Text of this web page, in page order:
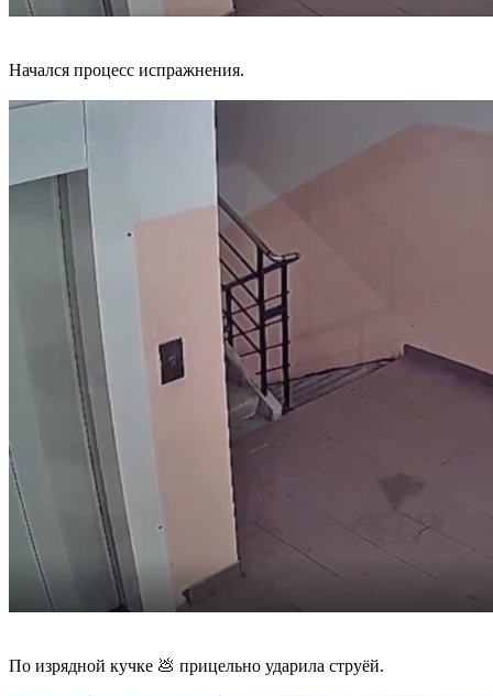
Начался процесс испражнения.
По изрядной кучке 💩 прицельно ударила струёй.